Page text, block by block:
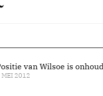
van Wilsoe is
MEI 2012